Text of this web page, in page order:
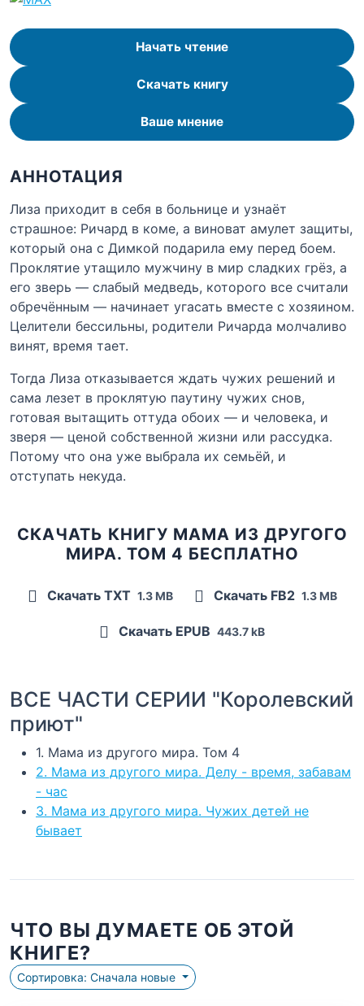
Начать чтение
Скачать книгу
Ваше мнение
АННОТАЦИЯ
Лиза приходит в себя в больнице и узнаёт
страшное: Ричард в коме, а виноват амулет защиты,
который она с Димкой подарила ему перед боем.
Проклятие утащило мужчину в мир сладких грёз, а
его зверь — слабый медведь, которого все считали
обречённым — начинает угасать вместе с хозяином.
Целители бессильны, родители Ричарда молчаливо
винят, время тает.
Тогда Лиза отказывается ждать чужих решений и
сама лезет в проклятую паутину чужих снов,
готовая вытащить оттуда обоих — и человека, и
зверя — ценой собственной жизни или рассудка.
Потому что она уже выбрала их семьёй, и
отступать некуда.
СКАЧАТЬ КНИГУ МАМА ИЗ ДРУГОГО
МИРА. ТОМ 4 БЕСПЛАТНО
Скачать TXT 1.3 MB Скачать FB2 1.3 MB
Скачать EPUB 443.7 kB
ВСЕ ЧАСТИ СЕРИИ "Королевский
приют"
1. Мама из другого мира. Том 4
2. Мама из другого мира. Делу - время, забавам
- час
3. Мама из другого мира. Чужих детей не
бывает
ЧТО ВЫ ДУМАЕТЕ ОБ ЭТОЙ
КНИГЕ?
Сортировка: Сначала новые